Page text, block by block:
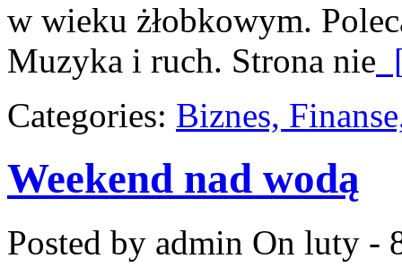
w wieku żłobkowym.
Muzyka i ruch. Strona nie
Categories: Biznes,
Weekend nad wodą
Posted by admin On luty -